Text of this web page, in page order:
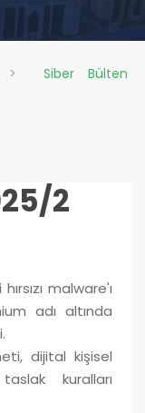
>
Siber Bülten
2
malware'ı
adı altında
dijital kişisel
kuralları